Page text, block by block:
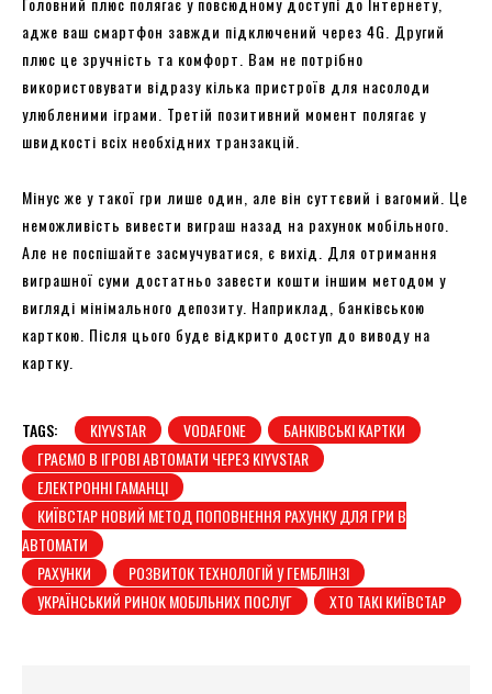
адже ваш смартфон завжди підключений через 4G. Другий
плюс це зручність та комфорт. Вам не потрібно
використовувати відразу кілька пристроїв для насолоди
улюбленими іграми. Третій позитивний момент полягає у
швидкості всіх необхідних транзакцій.
Мінус же у такої гри лише один, але він суттєвий і вагомий. Це
неможливість вивести виграш назад на рахунок мобільного.
Але не поспішайте засмучуватися, є вихід. Для отримання
виграшної суми достатньо завести кошти іншим методом у
вигляді мінімального депозиту. Наприклад, банківською
карткою. Після цього буде відкрито доступ до виводу на
картку.
TAGS: KIYVSTAR VODAFONE
БАНКІВСЬКІ КАРТКИ
ГРАЄМО В ІГРОВІ АВТОМАТИ ЧЕРЕЗ KIYVSTAR
ЕЛЕКТРОННІ ГАМАНЦІ
КИЇВСТАР НОВИЙ МЕТОД ПОПОВНЕННЯ РАХУНКУ ДЛЯ ГРИ В
АВТОМАТИ
РАХУНКИ
РОЗВИТОК ТЕХНОЛОГІЙ У ГЕМБЛІНЗІ
УКРАЇНСЬКИЙ РИНОК МОБІЛЬНИХ ПОСЛУГ
ХТО ТАКІ КИЇВСТАР